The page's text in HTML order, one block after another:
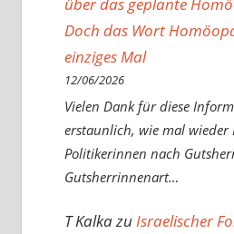
Doch das Wort
einziges Mal
12/06/2026
Vielen Dank für diese
erstaunlich, wie mal wieder
Politikerinnen nach
Gutsherrinnenart…
T KalkazuIsraelischer